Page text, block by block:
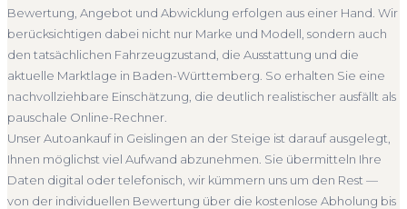
Abholung Geislingen an der Steige
Nicht fahrbereit
Bewertung, ein verbindliches Angebot und auf Wunsch den
kompletten Service von der Abholung bis zur Abmeldung.
Über 4.800 zufriedene Kunden sprechen für sich.
Seit 2010 4.800+ Ankäufe
Komplettservice
Baden-Württemberg
Bewertung, Angebot und Abwicklung erfolgen aus einer Hand. Wir
berücksichtigen dabei nicht nur Marke und Modell, sondern auch
den tatsächlichen Fahrzeugzustand, die Ausstattung und die
aktuelle Marktlage in Baden-Württemberg. So erhalten Sie eine
nachvollziehbare Einschätzung, die deutlich realistischer ausfällt als
pauschale Online-Rechner.
Unser Autoankauf in Geislingen an der Steige ist darauf ausgelegt,
Ihnen möglichst viel Aufwand abzunehmen. Sie übermitteln Ihre
Daten digital oder telefonisch, wir kümmern uns um den Rest —
von der individuellen Bewertung über die kostenlose Abholung bis